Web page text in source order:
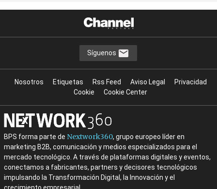
Síguenos
Nosotros Etiquetas Rss Feed Aviso Legal
Privacidad
Cookie
Cookie Center
BPS forma parte de Nextwork360, grupo europeo líder en
marketing B2B, comunicación y medios especializados para el
mercado tecnológico. A través de plataformas digitales y eventos,
conectamos a fabricantes, partners y decisores tecnológicos
impulsando la Transformación Digital, la Innovación y el